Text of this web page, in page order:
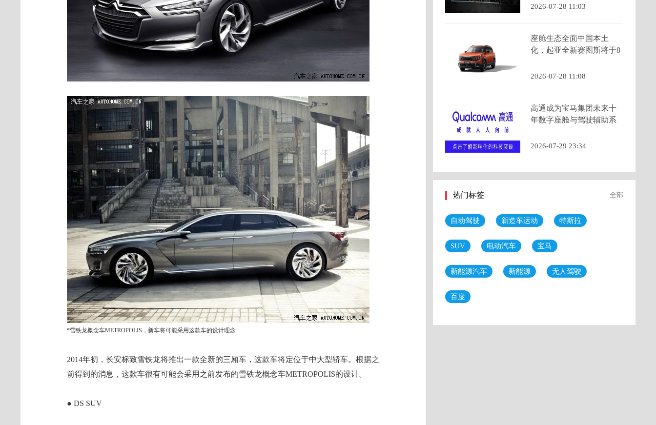
*雪铁龙概念车METROPOLIS，新车将可能采用这款车的设计理念
2014年初，长安标致雪铁龙将推出一款全新的三厢车，这款车将定位于中大型轿车。根据之
前得到的消息，这款车很有可能会采用之前发布的雪铁龙概念车METROPOLIS的设计。
● DS SUV
2026-07-28 11:03
座舱生态全面中国本土
化，起亚全新赛图斯将于8
2026-07-28 11:08
高通成为宝马集团未来十
年数字座舱与驾驶辅助系
2026-07-29 23:34
热门标签 全部
自动驾驶 新造车运动 特斯拉
SUV 电动汽车 宝马
新能源汽车 新能源 无人驾驶
百度